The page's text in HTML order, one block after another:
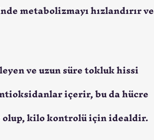
metabolizmayı hızlandırır ve
ve uzun süre tokluk hissi
içerir, bu da hücre
kilo kontrolü için idealdir.